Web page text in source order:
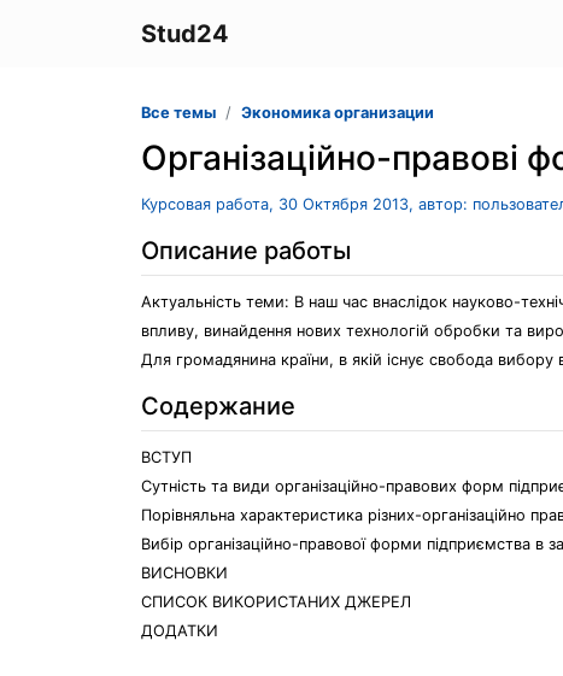
Stud24
Все темы Экономика организации
Організаційно-правові
Курсовая работа, 30 Октября 2013, автор:
Описание работы
Актуальність теми: В наш час внаслідок науково-
впливу, винайдення нових технологій обробки та
Для громадянина країни, в якій існує свобода вибору
Содержание
ВСТУП
Сутність та види організаційно-правових форм
Порівняльна характеристика різних-організаційно
Вибір організаційно-правової форми підприємства в
ВИСНОВКИ
СПИСОК ВИКОРИСТАНИХ ДЖЕРЕЛ
ДОДАТКИ